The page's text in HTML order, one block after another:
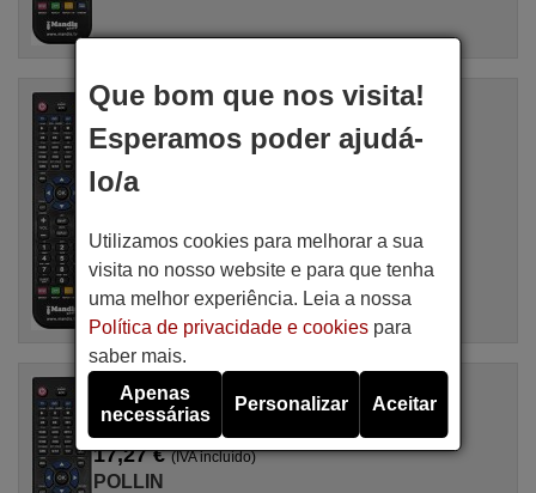
Comandos à distância equivalente
Artigo disponível em stock
17,27 €
POLLIN
Comandos à distância equivalente
POLLIN HD3000CI PLUS
Artigo disponível em stock
17,27 €(IVA incluído)
POLLIN
Que bom que nos visita!
Esperamos poder ajudá-
lo/a
Utilizamos cookies para melhorar a sua
visita no nosso website e para que tenha
uma melhor experiência. Leia a nossa
Política de privacidade e cookiespara
saber mais.
Apenas
necessárias
Personalizar Aceitar